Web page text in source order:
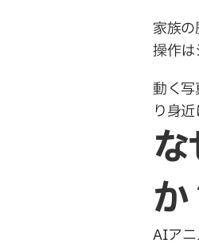
家族
操作は
動く
り身
か
AIアニ